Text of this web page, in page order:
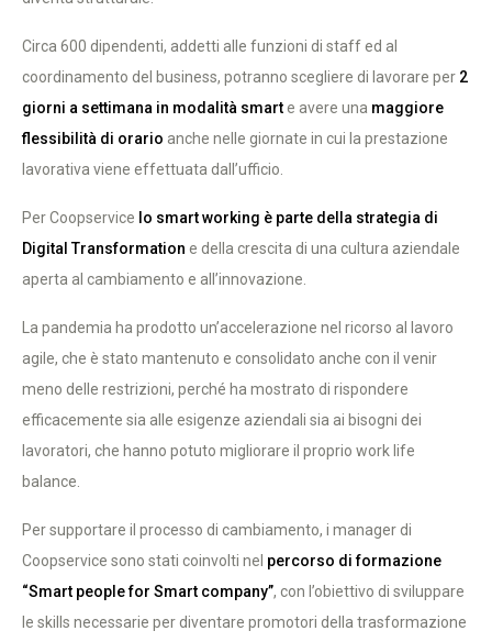
Circa 600 dipendenti, addetti alle funzioni di staff ed al
coordinamento del business, potranno scegliere di lavorare per 2
giorni a settimana in modalità smarte avere una maggiore
flessibilità di orario anche nelle giornate in cui la prestazione
lavorativa viene effettuata dall’ufficio.
Per Coopservice lo smart working è parte della strategia di
Digital Transformation e della crescita di una cultura aziendale
aperta al cambiamento e all’innovazione.
La pandemia ha prodotto un’accelerazione nel ricorso al lavoro
agile, che è stato mantenuto e consolidato anche con il venir
meno delle restrizioni, perché ha mostrato di rispondere
efficacemente sia alle esigenze aziendali sia ai bisogni dei
lavoratori, che hanno potuto migliorare il proprio work life
balance.
Per supportare il processo di cambiamento, i manager di
Coopservice sono stati coinvolti nel percorso di formazione
“Smart people for Smart company”, con l’obiettivo di sviluppare
le skills necessarie per diventare promotori della trasformazione